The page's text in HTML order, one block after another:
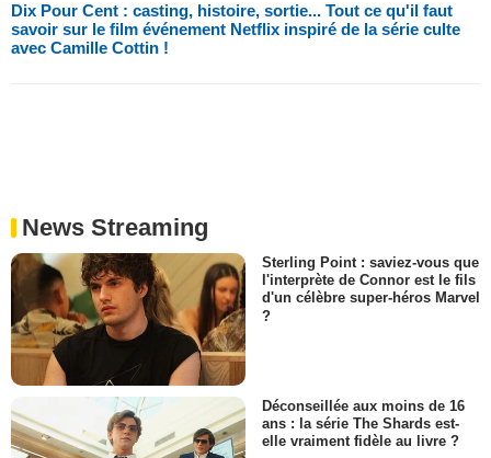
Dix Pour Cent : casting, histoire, sortie... Tout ce qu'il faut
savoir sur le film événement Netflix inspiré de la série culte
avec Camille Cottin !
News Streaming
Sterling Point : saviez-vous que
l'interprète de Connor est le fils
d'un célèbre super-héros Marvel
?
Déconseillée aux moins de 16
ans : la série The Shards est-
elle vraiment fidèle au livre ?